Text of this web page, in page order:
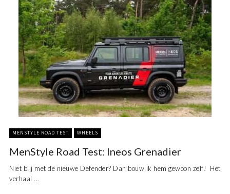
MENSTYLE ROAD TEST WHEELS
MenStyle Road Test: Ineos Grenadier
Niet blij met de nieuwe Defender? Dan bouw ik hem gewoon zelf! Het
verhaal ...